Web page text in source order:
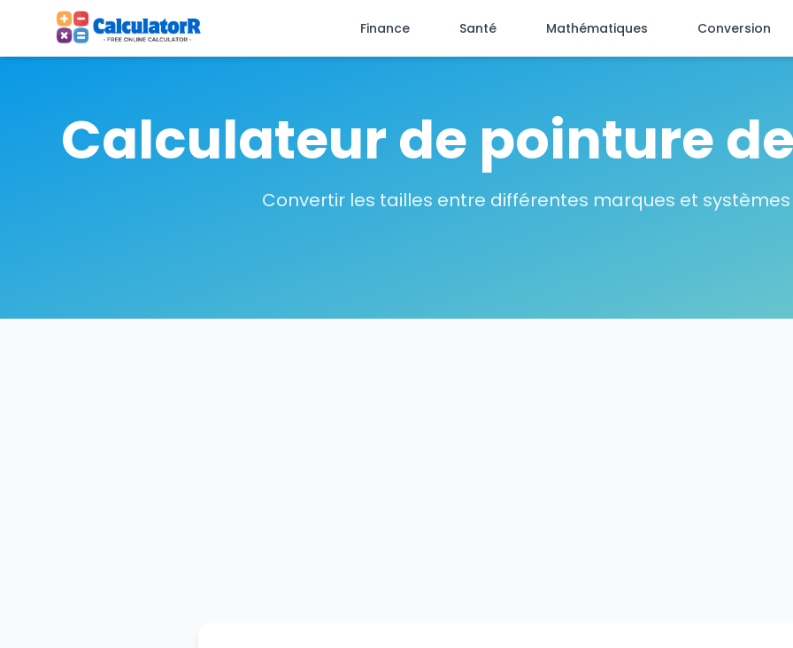
Finance Santé Mathématiques Conversion
Calculateur de pointure
Convertir les tailles entre différentes marques et